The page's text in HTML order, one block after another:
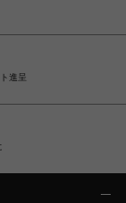
進呈